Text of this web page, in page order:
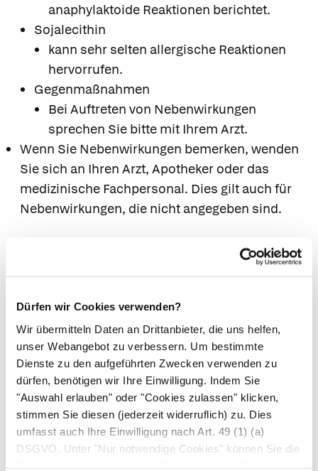
Dürfen wir Cookies verwenden?
Wir übermitteln Daten an Drittanbieter, die uns helfen,
unser Webangebot zu verbessern. Um bestimmte
Dienste zu den aufgeführten Zwecken verwenden zu
dürfen, benötigen wir Ihre Einwilligung. Indem Sie
"Auswahl erlauben" oder "Cookies zulassen" klicken,
stimmen Sie diesen (jederzeit widerruflich) zu. Dies
umfasst auch Ihre Einwilligung nach Art. 49 (1) (a)
DSGVO. Unter "Nur notwendige Cookies" können Sie die
anaphylaktoide Reaktionen berichtet.
Sojalecithin
kann sehr selten allergische Reaktionen
hervorrufen.
Gegenmaßnahmen
Bei Auftreten von Nebenwirkungen
sprechen Sie bitte mit Ihrem Arzt.
Wenn Sie Nebenwirkungen bemerken, wenden
Sie sich an Ihren Arzt, Apotheker oder das
medizinische Fachpersonal. Dies gilt auch für
Nebenwirkungen, die nicht angegeben sind.
Bei Einnahme mit anderen Arzneimitteln
Apotheker, wenn Sie andere Arzneimittel
anwenden bzw. vor kurzem angewendet
haben, auch wenn es sich um nicht
verschreibungspflichtige Arzneimittel handelt.
Eisensalze vermindern die Resorption von
Tetracyklinen, Penicillamin, Levodopa und
Methyldopa
Eisensalze beeinflussen die Resorption von